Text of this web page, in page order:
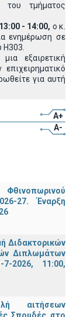
του τμήματος
- 14:00, ο κ.
ενημέρωση σε
Η303.
εξαιρετική
για αυτή
A+
A-
27. Έναρξη
Διδακτορικών
Διπλωμάτων
2026, 11:00,
αιτήσεων